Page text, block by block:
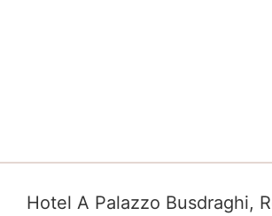
Hotel A Palazzo Busdraghi,